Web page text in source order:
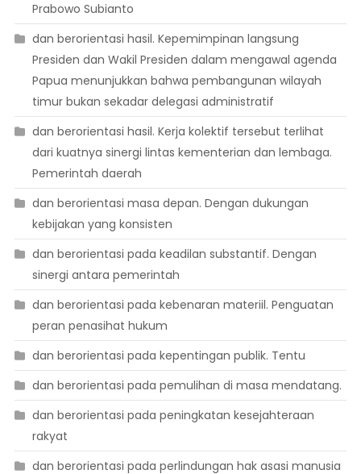
Prabowo Subianto
dan berorientasi hasil. Kepemimpinan langsung
Presiden dan Wakil Presiden dalam mengawal agenda
Papua menunjukkan bahwa pembangunan wilayah
timur bukan sekadar delegasi administratif
dan berorientasi hasil. Kerja kolektif tersebut terlihat
dari kuatnya sinergi lintas kementerian dan lembaga.
Pemerintah daerah
dan berorientasi masa depan. Dengan dukungan
kebijakan yang konsisten
dan berorientasi pada keadilan substantif. Dengan
sinergi antara pemerintah
dan berorientasi pada kebenaran materiil. Penguatan
peran penasihat hukum
dan berorientasi pada kepentingan publik. Tentu
dan berorientasi pada pemulihan di masa mendatang.
dan berorientasi pada peningkatan kesejahteraan
rakyat
dan berorientasi pada perlindungan hak asasi manusia